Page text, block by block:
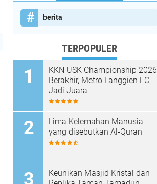
berita
TERPOPULER
KKN USK Championship 2026
Berakhir, Metro Langgien FC
Jadi Juara
Lima Kelemahan Manusia
yang disebutkan Al-Quran
Keunikan Masjid Kristal dan